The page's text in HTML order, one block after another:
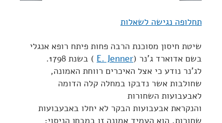
תחלופה נגישה לשאלות
שיטת חיסון מסוכנת הרבה פחות פיתח רופא אנגלי
בשם אדוארד ג'נר (E. Jenner ) בשנת 1798.
לג'נר נודע כי אצל האיכרים רווחת האמונה,
שחולבות אשר נדבקו במחלה קלה הדומה
לאבעבועות השחורות
והנקראת אבעבועות הבקר לא יחלו באבעבועות
שחורות. הוא העמיד אמונה זו במבחן הניסוי: